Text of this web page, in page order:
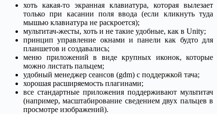
хоть какая-то экранная клавиатура, которая вылезает
только при касании поля ввода (если кликнуть туда
мышью клавиатура не раскроется);
мультитач-жесты, хоть и не такие удобные, как в Unity;
принцип управление окнами и панели как будто для
планшетов и создавались;
меню приложений в виде крупных иконок, которые
можно листать пальцем;
удобный менеджер сеансов (gdm) с поддержкой тача;
хорошая расширяемость плагинами;
все стандартные приложения поддерживают мультитач
(например, масштабирование сведением двух пальцев в
просмотре изображений).